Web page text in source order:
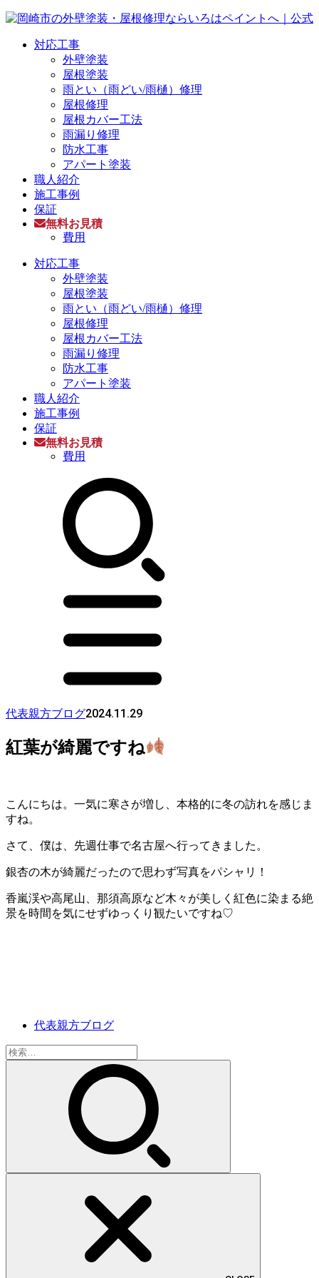
対応工事
外壁塗装
屋根塗装
雨とい（雨どい/雨樋）修理
屋根修理
屋根カバー工法
雨漏り修理
防水工事
アパート塗装
職人紹介
施工事例
保証
無料お見積
費用
対応工事
外壁塗装
屋根塗装
雨とい（雨どい/雨樋）修理
屋根修理
屋根カバー工法
雨漏り修理
防水工事
アパート塗装
職人紹介
施工事例
保証
無料お見積
費用
代表親方ブログ2024.11.29
紅葉が綺麗ですね
こんにちは。一気に寒さが増し、本格的に冬の訪れを感じま
すね。
さて、僕は、先週仕事で名古屋へ行ってきました。
銀杏の木が綺麗だったので思わず写真をパシャリ！
香嵐渓や高尾山、那須高原など木々が美しく紅色に染まる絶
景を時間を気にせずゆっくり観たいですね♡
代表親方ブログ
検
索: